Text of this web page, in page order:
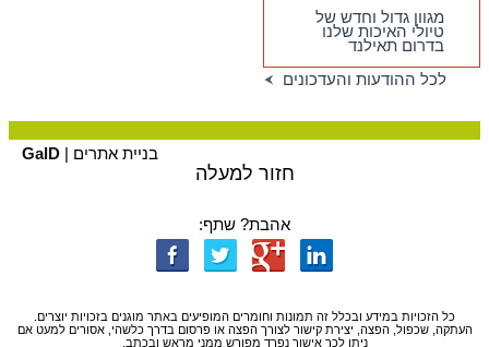
מגוון גדול וחדש של
טיולי האיכות שלנו
בדרום תאילנד
לכל ההודעות והעדכונים
בניית אתרים | GalD
חזור למעלה
אהבת? שתף:
כל הזכויות במידע ובכלל זה תמונות וחומרים המופיעים באתר מוגנים בזכויות יוצרים.
העתקה, שכפול, הפצה, יצירת קישור לצורך הפצה או פרסום בדרך כלשהי, אסורים למעט אם
ניתן לכך אישור נפרד מפורש ממני מראש ובכתב.